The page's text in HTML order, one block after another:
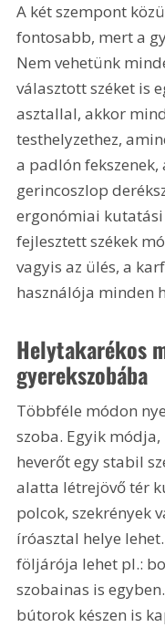
A két szempont
fontosabb, mert a
Nem vehetünk
választott széket is
asztallal, akkor
testhelyzethez,
a padlón
gerincoszlop
ergonómiai
fejlesztett székek
vagyis az ülés, a
használója minden
Helytakarékos
gyerekszobába
Többféle módon
szoba. Egyik
heverőt egy stabil
alatta létrejövő tér
polcok, szekrények
íróasztal helye
följárója lehet pl.:
szobainas is
bútorok készen is